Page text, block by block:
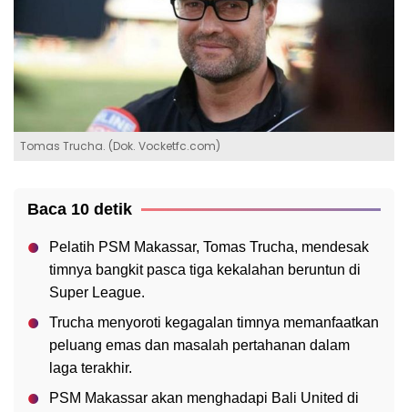
Tomas Trucha. (Dok. Vocketfc.com)
Baca 10 detik
Pelatih PSM Makassar, Tomas Trucha, mendesak
timnya bangkit pasca tiga kekalahan beruntun di
Super League.
Trucha menyoroti kegagalan timnya memanfaatkan
peluang emas dan masalah pertahanan dalam
laga terakhir.
PSM Makassar akan menghadapi Bali United di